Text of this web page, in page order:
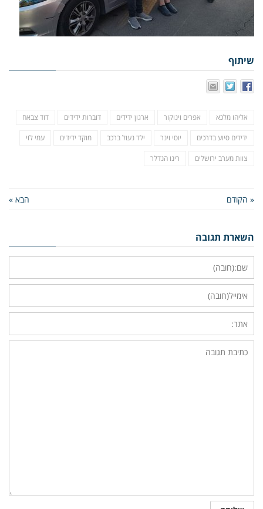
שיתוף
אליהו מלכא אפרים וינוקור ארגון ידידים דוברות ידידים דוד צבאח
ידידים סיוע בדרכים יוסי וינר ילד נעול ברכב מוקד ידידים עמי לוי
צוות מערב ירושלים רינו הנדלר
« הקודם הבא »
השארת תגובה